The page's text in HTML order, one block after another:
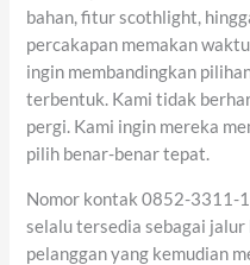
bahan, fitur scothlight,
percakapan memakan
ingin membandingkan
terbentuk. Kami tidak
pergi. Kami ingin mereka
pilih benar-benar tepat.
Nomor kontak 0852-3311-
selalu tersedia sebagai
pelanggan yang kemudian